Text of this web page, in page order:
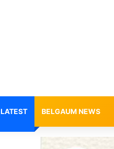
LATEST BELGAUM NEWS